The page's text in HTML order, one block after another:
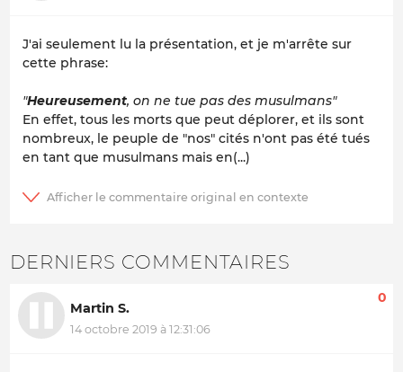
J'ai seulement lu la présentation, et je m'arrête sur
cette phrase:
"Heureusement, on ne tue pas des musulmans"
En effet, tous les morts que peut déplorer, et ils sont
nombreux, le peuple de "nos" cités n'ont pas été tués
en tant que musulmans mais en(...)
DERNIERS COMMENTAIRES
Martin S.
14 octobre 2019 à 12:31:06
0